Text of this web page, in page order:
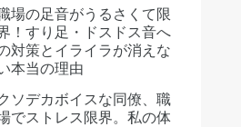
場の足音がうるさくて限
！すり足・ドスドス音へ
対策とイライラが消えな
本当の理由
ソデカボイスな同僚、職
でストレス限界。私の体